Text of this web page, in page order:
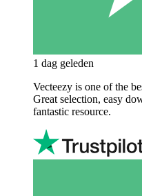
1 dag geleden
Vecteezy is one of the
Great selection, easy
fantastic resource.